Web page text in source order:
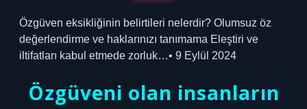
Özgüven eksikliğinin belirtileri nelerdir? Olumsuz öz
değerlendirme ve haklarınızı tanımama Eleştiri ve
iltifatları kabul etmede zorluk…• 9 Eylül 2024
Özgüveni olan insanların